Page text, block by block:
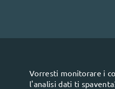
Vorresti monitorare i
l'analisi dati ti